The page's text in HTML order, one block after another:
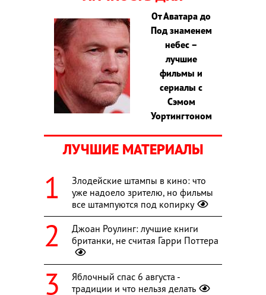
От Аватара до
Под знаменем
небес –
лучшие
фильмы и
сериалы с
Сэмом
Уортингтоном
ЛУЧШИЕ МАТЕРИАЛЫ
Злодейские штампы в кино: что
уже надоело зрителю, но фильмы
все штампуются под копирку
Джоан Роулинг: лучшие книги
британки, не считая Гарри Поттера
Яблочный спас 6 августа -
традиции и что нельзя делать